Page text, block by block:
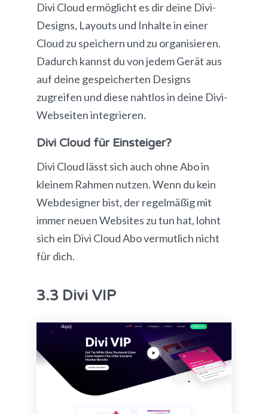
Divi Cloud ermöglicht es dir deine Divi-
Designs, Layouts und Inhalte in einer
Cloud zu speichern und zu organisieren.
Dadurch kannst du von jedem Gerät aus
auf deine gespeicherten Designs
zugreifen und diese nahtlos in deine Divi-
Webseiten integrieren.
Divi Cloud für Einsteiger?
Divi Cloud lässt sich auch ohne Abo in
kleinem Rahmen nutzen. Wenn du kein
Webdesigner bist, der regelmäßig mit
immer neuen Websites zu tun hat, lohnt
sich ein Divi Cloud Abo vermutlich nicht
für dich.
3.3 Divi VIP